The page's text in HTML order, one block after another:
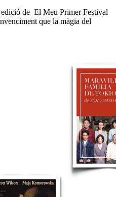
de El Meu Primer Festival
que la màgia del